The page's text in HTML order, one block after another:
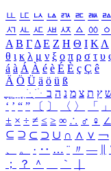
ㅥ ㅦ ㅧ ㅨ ㅩ ㅪ ㅫ ㅬ
ㅺ ㅻ ㅼ ㅽ ㅾ ㅿ ㆀ ㆁ
Α Β ΓΔ Ε Ζ Η Θ Ι ΚΛ
θ ι κ λ μ ν ξ ο π ρ σ τ υ
á à Á À é è É È ç Ç ê
Ä Ö Ü ä ö ü ß
ִֶֹ ֻּ ׁׂ ץ ת צ מ נ ה ב
‘ ’ “ ” 〔 〕 〈 〉 「 」
± × ÷ ≠ ≤ ≥ ∞ ∴ ♂ ♀ ∠
⊆ ⊇ ⊂ ⊃ ∪ ∩ ∧ ∨ ￢
、
。 · ‥ … ¨ 〃 ―
；
？ ＾ ｀